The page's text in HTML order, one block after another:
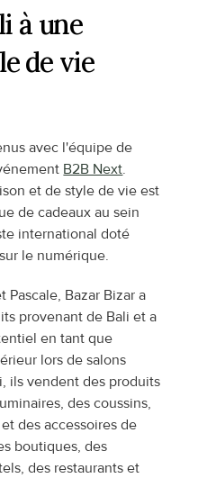
à une
de vie
avec l'équipe de
B2B Next.
et de style de vie est
de cadeaux au sein
international doté
le numérique.
Pascale, Bazar Bizar a
provenant de Bali et a
en tant que
lors de salons
ils vendent des produits
des coussins,
des accessoires de
boutiques, des
des restaurants et